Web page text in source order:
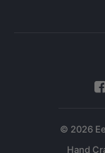
© 2026